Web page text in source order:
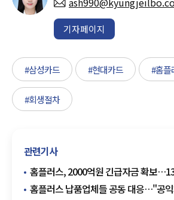
기자페이지
#삼성카드 #현대카드 #홈플
#회생절차
관련기사
홈플러스, 2000억원 긴급자금 확보
재개
홈플러스 납품업체들 공동 대응…"공